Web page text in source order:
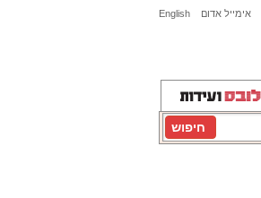
English אימייל אדום
חיפוש